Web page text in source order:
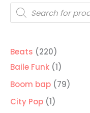
Búsqueda
de
productos
Beats 220220
productos
Baile Funk 11
producto
Boom bap 7979
City Pop 11